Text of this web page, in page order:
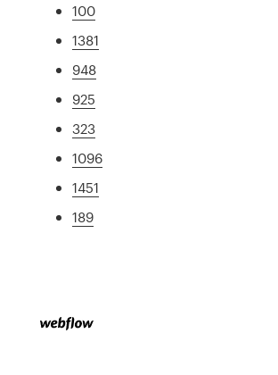
100
1381
948
925
323
1096
1451
189